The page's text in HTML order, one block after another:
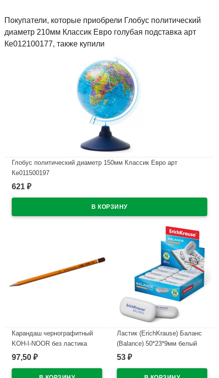
Покупатели, которые приобрели Глобус политический
диаметр 210мм Классик Евро голубая подставка арт
Ке012100177, также купили
Глобус политический диаметр 150мм Классик Евро арт
Ке011500197
В наличии
621 ₽
Карандаш чернографитный
KOH-I-NOOR без ластика
арт.1500 2В
97,50 ₽
Ластик (ErichKrause) Баланс
(Balance) 50*23*9мм белый
арт.34638
53 ₽